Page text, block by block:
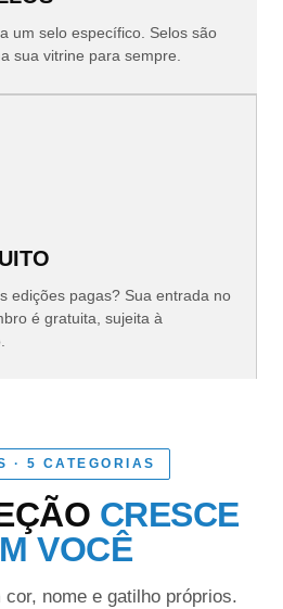
um selo específico. Selos são
sua vitrine para sempre.
edições pagas? Sua entrada no
é gratuita, sujeita à
· 5 CATEGORIAS
CRESCE
VOCÊ
nome e gatilho próprios.